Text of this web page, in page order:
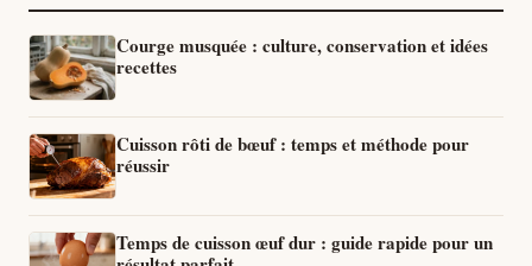
Courge musquée : culture, conservation et idées
recettes
Cuisson rôti de bœuf : temps et méthode pour
réussir
Temps de cuisson œuf dur : guide rapide pour un